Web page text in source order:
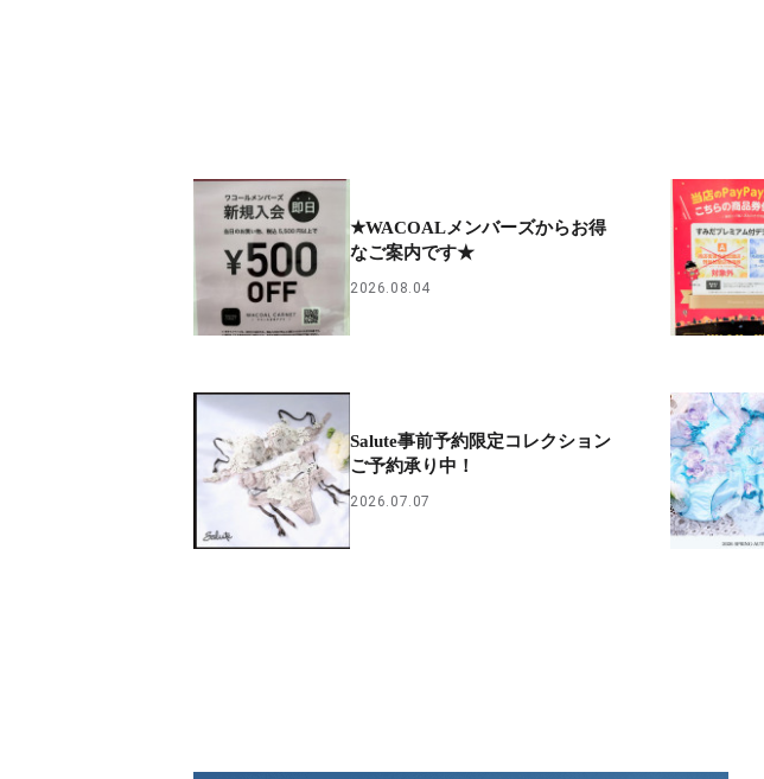
★WACOALメンバーズからお得
なご案内です★
2026.08.04
Salute事前予約限定コレクション
ご予約承り中！
2026.07.07